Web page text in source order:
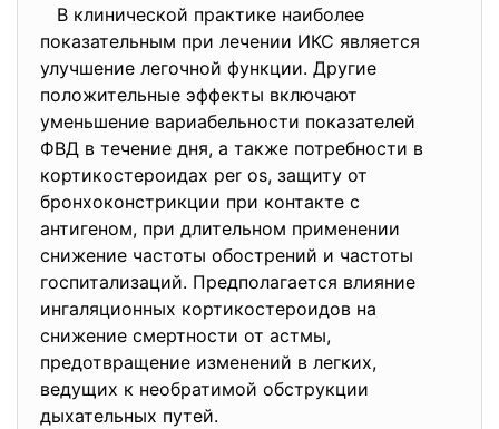
В клинической практике наиболее
показательным при лечении ИКС является
улучшение легочной функции. Другие
положительные эффекты включают
уменьшение вариабельности показателей
ФВД в течение дня, а также потребности в
кортикостероидах per os, защиту от
бронхоконстрикции при контакте с
антигеном, при длительном применении
снижение частоты обострений и частоты
госпитализаций. Предполагается влияние
ингаляционных кортикостероидов на
снижение смертности от астмы,
предотвращение изменений в легких,
ведущих к необратимой обструкции
дыхательных путей.